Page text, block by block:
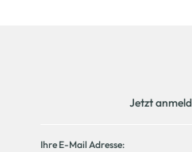
Jetzt
Ihre E-Mail Adresse: